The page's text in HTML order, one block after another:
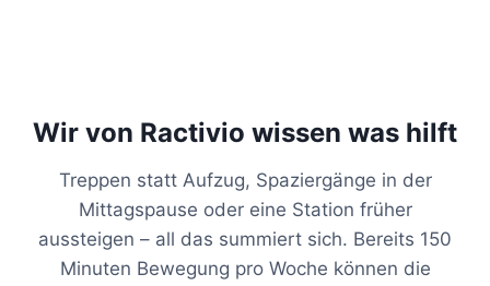
Wir von Ractivio wissen was hilft
Treppen statt Aufzug, Spaziergänge in der
Mittagspause oder eine Station früher
aussteigen – all das summiert sich. Bereits 150
Minuten Bewegung pro Woche können die